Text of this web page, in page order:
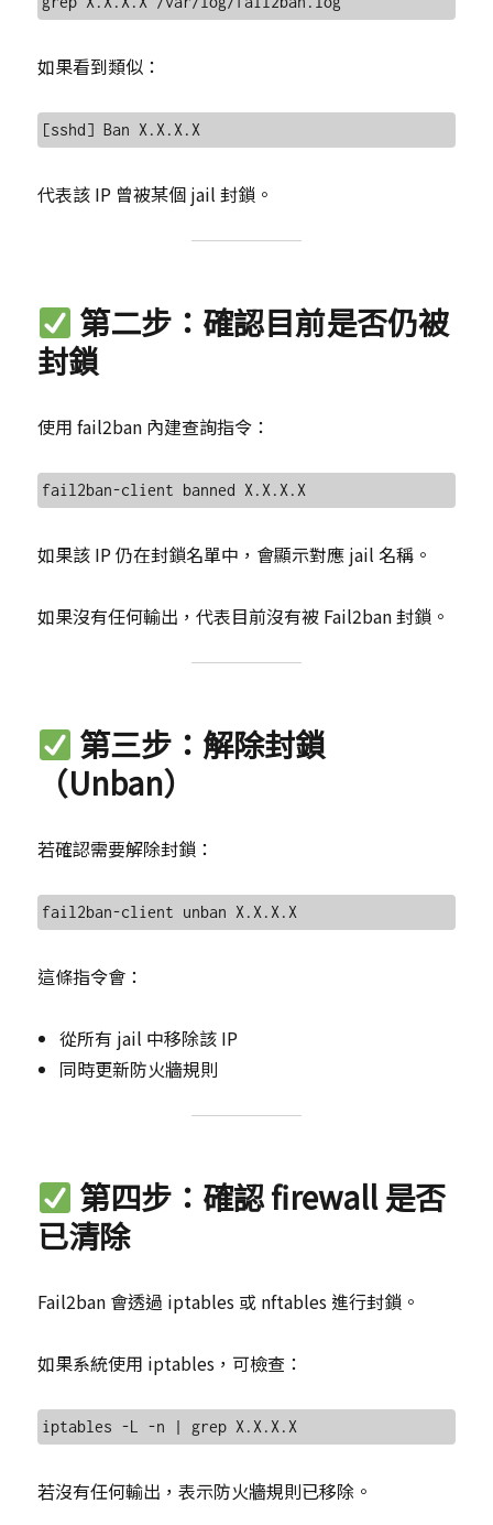
如果看到類似：
代表該 IP 曾被某個 jail 封鎖。
第二步：確認目前是否仍被
封鎖
使用 fail2ban 內建查詢指令：
如果該 IP 仍在封鎖名單中，會顯示對應 jail 名稱。
如果沒有任何輸出，代表目前沒有被 Fail2ban 封鎖。
第三步：解除封鎖
（Unban）
若確認需要解除封鎖：
這條指令會：
從所有 jail 中移除該 IP
同時更新防火牆規則
第四步：確認 firewall 是否
已清除
Fail2ban 會透過 iptables 或 nftables 進行封鎖。
如果系統使用 iptables，可檢查：
若沒有任何輸出，表示防火牆規則已移除。